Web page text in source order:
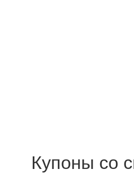
Купоны со